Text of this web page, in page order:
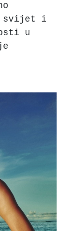
svijet i
u